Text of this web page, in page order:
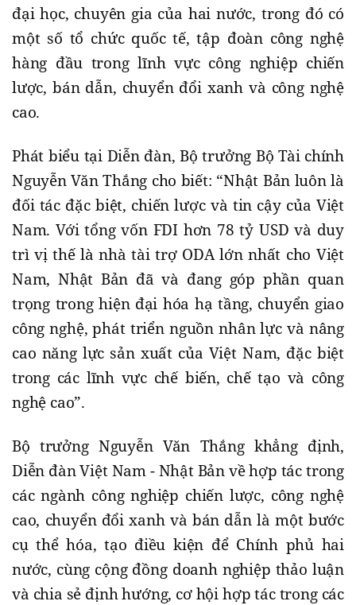
đại học, chuyên gia của hai nước, trong đó có
một số tổ chức quốc tế, tập đoàn công nghệ
hàng đầu trong lĩnh vực công nghiệp chiến
lược, bán dẫn, chuyển đổi xanh và công nghệ
cao.
Phát biểu tại Diễn đàn, Bộ trưởng Bộ Tài chính
Nguyễn Văn Thắng cho biết: “Nhật Bản luôn là
đối tác đặc biệt, chiến lược và tin cậy của Việt
Nam. Với tổng vốn FDI hơn 78 tỷ USD và duy
trì vị thế là nhà tài trợ ODA lớn nhất cho Việt
Nam, Nhật Bản đã và đang góp phần quan
trọng trong hiện đại hóa hạ tầng, chuyển giao
công nghệ, phát triển nguồn nhân lực và nâng
cao năng lực sản xuất của Việt Nam, đặc biệt
trong các lĩnh vực chế biến, chế tạo và công
nghệ cao”.
Bộ trưởng Nguyễn Văn Thắng khẳng định,
Diễn đàn Việt Nam - Nhật Bản về hợp tác trong
các ngành công nghiệp chiến lược, công nghệ
cao, chuyển đổi xanh và bán dẫn là một bước
cụ thể hóa, tạo điều kiện để Chính phủ hai
nước, cùng cộng đồng doanh nghiệp thảo luận
và chia sẻ định hướng, cơ hội hợp tác trong các